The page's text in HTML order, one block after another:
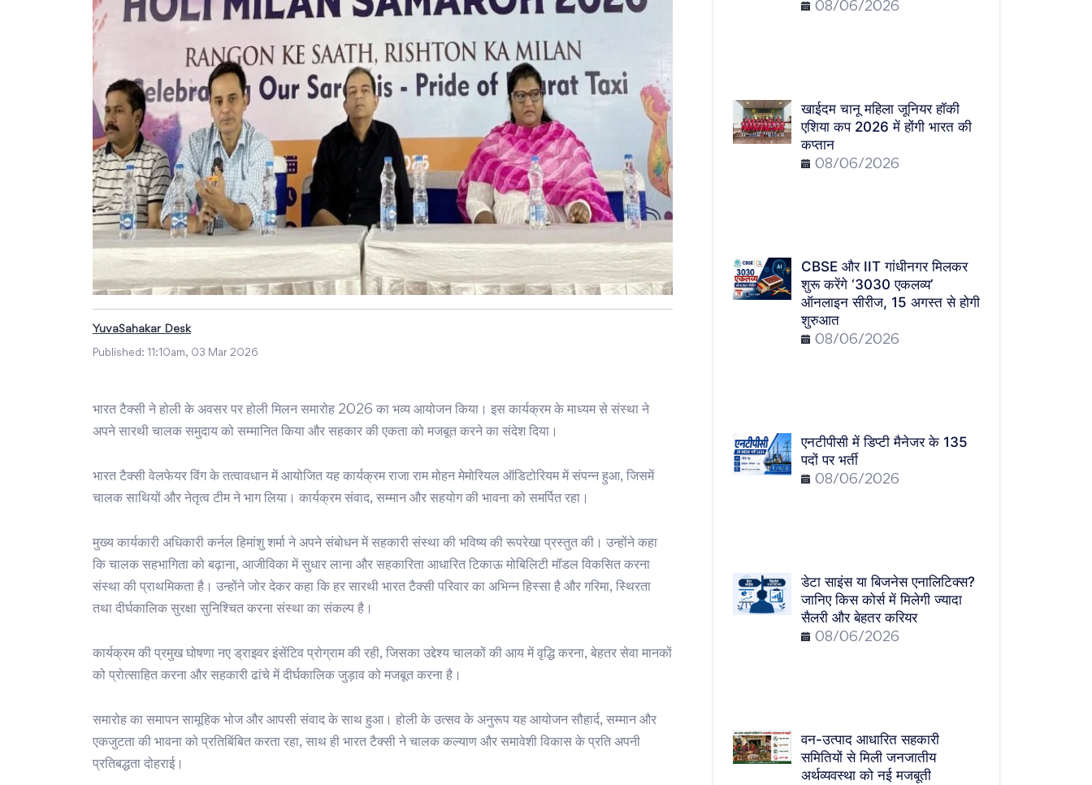
YuvaSahakar Desk
Published: 11:10am, 03 Mar 2026
भारत टैक्सी ने होली के अवसर पर होली मिलन समारोह 2026 का भव्य आयोजन किया। इस कार्यक्रम के माध्यम से संस्था ने
अपने सारथी चालक समुदाय को सम्मानित किया और सहकार की एकता को मजबूत करने का संदेश दिया।
भारत टैक्सी वेलफेयर विंग के तत्वावधान में आयोजित यह कार्यक्रम राजा राम मोहन मेमोरियल ऑडिटोरियम में संपन्न हुआ, जिसमें
चालक साथियों और नेतृत्व टीम ने भाग लिया। कार्यक्रम संवाद, सम्मान और सहयोग की भावना को समर्पित रहा।
मुख्य कार्यकारी अधिकारी कर्नल हिमांशु शर्मा ने अपने संबोधन में सहकारी संस्था की भविष्य की रूपरेखा प्रस्तुत की। उन्होंने कहा
कि चालक सहभागिता को बढ़ाना, आजीविका में सुधार लाना और सहकारिता आधारित टिकाऊ मोबिलिटी मॉडल विकसित करना
संस्था की प्राथमिकता है। उन्होंने जोर देकर कहा कि हर सारथी भारत टैक्सी परिवार का अभिन्न हिस्सा है और गरिमा, स्थिरता
तथा दीर्घकालिक सुरक्षा सुनिश्चित करना संस्था का संकल्प है।
कार्यक्रम की प्रमुख घोषणा नए ड्राइवर इंसेंटिव प्रोग्राम की रही, जिसका उद्देश्य चालकों की आय में वृद्धि करना, बेहतर सेवा मानकों
को प्रोत्साहित करना और सहकारी ढांचे में दीर्घकालिक जुड़ाव को मजबूत करना है।
समारोह का समापन सामूहिक भोज और आपसी संवाद के साथ हुआ। होली के उत्सव के अनुरूप यह आयोजन सौहार्द, सम्मान और
एकजुटता की भावना को प्रतिबिंबित करता रहा, साथ ही भारत टैक्सी ने चालक कल्याण और समावेशी विकास के प्रति अपनी
प्रतिबद्धता दोहराई।
08/06/2026
खाईदम चानू महिला जूनियर हॉकी
एशिया कप 2026 में होंगी भारत की
कप्तान
08/06/2026
CBSE और IIT गांधीनगर मिलकर
शुरू करेंगे ‘3030 एकलव्य’
ऑनलाइन सीरीज, 15 अगस्त से होगी
शुरुआत
08/06/2026
एनटीपीसी में डिप्टी मैनेजर के 135
पदों पर भर्ती
08/06/2026
डेटा साइंस या बिजनेस एनालिटिक्स?
जानिए किस कोर्स में मिलेगी ज्यादा
सैलरी और बेहतर करियर
08/06/2026
वन-उत्पाद आधारित सहकारी
समितियों से मिली जनजातीय
अर्थव्यवस्था को नई मजबूती